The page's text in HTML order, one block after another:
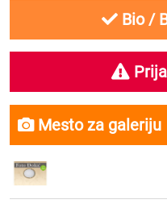
Bio /
Mesto za galeriju